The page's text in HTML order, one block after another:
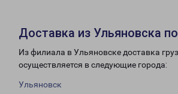
Доставка из Ульяновска
Из филиала в Ульяновске доставка
осуществляется в следующие города:
Ульяновск